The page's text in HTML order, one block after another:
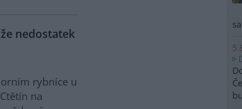
nedostatek
rybníce u
na